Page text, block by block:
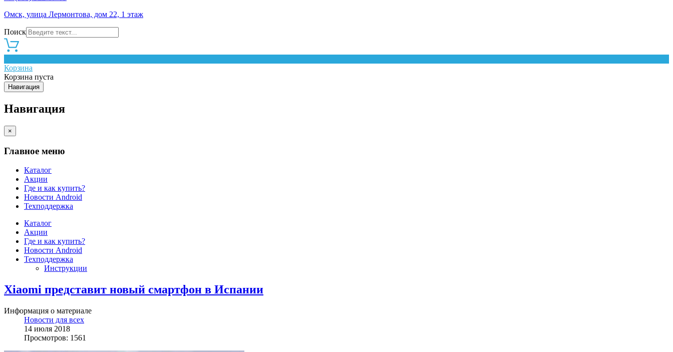
Омск, улица Лермонтова, дом 22, 1 этаж
Поиск
Корзина
Корзина пуста
Навигация
Навигация
×
Главное меню
Каталог
Акции
Где и как купить?
Новости Android
Техподдержка
Каталог
Акции
Где и как купить?
Новости Android
Техподдержка
Инструкции
Xiaomi представит новый смартфон в Испании
Информация о материале
Новости для всех
14 июля 2018
Просмотров: 1561